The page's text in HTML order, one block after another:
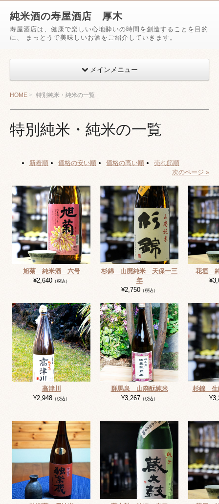
純米酒の寿屋酒店 厚木
寿屋酒店は、健康で楽しい心地酔いの時間を創造することを目的
に、 まっとうで美味しいお酒をご紹介していきます。
メインメニュー
HOME 特別純米・純米の一覧
特別純米・純米の一覧
新着順 価格の安い順 価格の高い順
売れ筋順
次のページ »
旭菊 純米酒 六号
¥2,640（税込）
杉錦 山廃純米 天保一三
年
¥2,750（税込）
花垣
高津川
¥2,948（税込）
群馬泉 山廃酛純米
¥3,267 （税込）
杉錦 生